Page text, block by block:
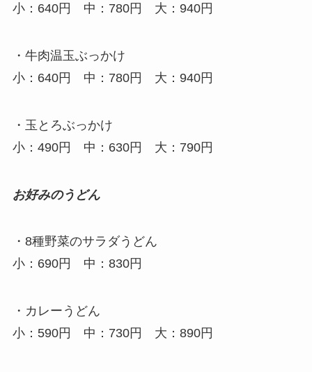
小：640円 中：780円 大：940円
・牛肉温玉ぶっかけ
小：640円 中：780円 大：940円
・玉とろぶっかけ
小：490円 中：630円 大：790円
お好みのうどん
・8種野菜のサラダうどん
小：690円 中：830円
・カレーうどん
小：590円 中：730円 大：890円